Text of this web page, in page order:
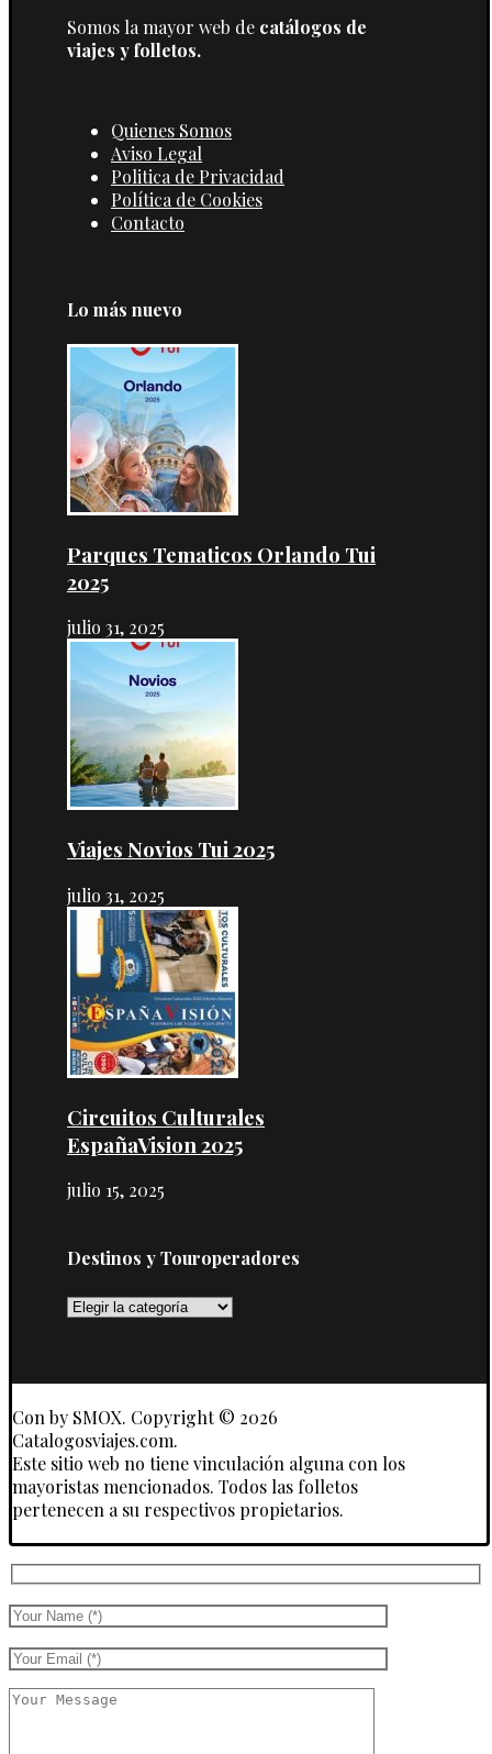
Somos la mayor web de catálogos de
viajes y folletos.
Quienes Somos
Aviso Legal
Politica de Privacidad
Política de Cookies
Contacto
Lo más nuevo
Parques Tematicos Orlando Tui
2025
julio 31, 2025
Viajes Novios Tui 2025
julio 31, 2025
Circuitos Culturales
EspañaVision 2025
julio 15, 2025
Destinos y Touroperadores
Destinos
Con by SMOX. Copyright © 2026
Catalogosviajes.com.
Este sitio web no tiene vinculación alguna con los
mayoristas mencionados. Todos las folletos
pertenecen a su respectivos propietarios.